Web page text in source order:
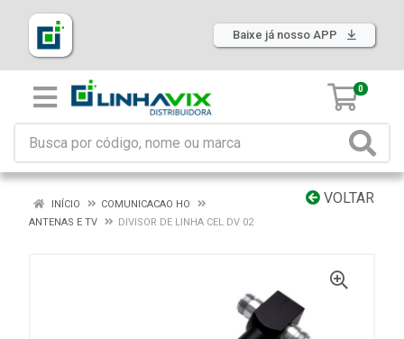
Baixe já nosso APP
0
VOLTAR
INÍCIO
COMUNICACAO HO
ANTENAS E TV
DIVISOR DE LINHA CEL DV 02